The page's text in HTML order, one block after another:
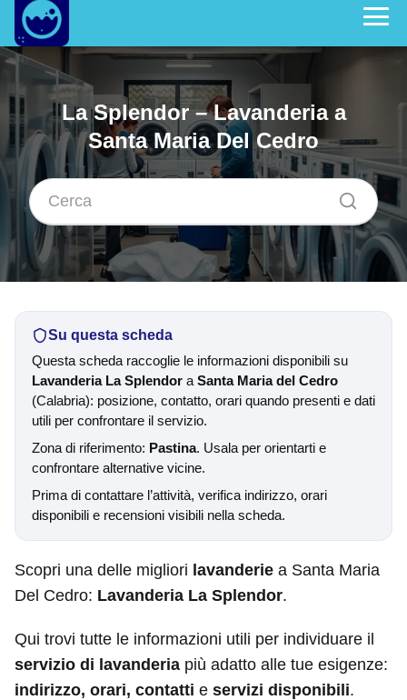
La Splendor – Lavanderia a
Santa Maria Del Cedro
Su questa scheda
Questa scheda raccoglie le informazioni disponibili su
Lavanderia La Splendor a Santa Maria del Cedro
(Calabria): posizione, contatto, orari quando presenti e dati
utili per confrontare il servizio.
Zona di riferimento: Pastina. Usala per orientarti e
confrontare alternative vicine.
Prima di contattare l’attività, verifica indirizzo, orari
disponibili e recensioni visibili nella scheda.
Scopri una delle migliori lavanderie a Santa Maria
Del Cedro: Lavanderia La Splendor.
Qui trovi tutte le informazioni utili per individuare il
servizio di lavanderia più adatto alle tue esigenze:
indirizzo, orari, contatti e servizi disponibili.